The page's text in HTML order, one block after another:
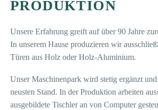
PRODUKTION
Unsere Erfahrung greift auf über 90 Jahre
In unserem Hause produzieren wir
Türen aus Holz oder Holz-Aluminium.
Unser Maschinenpark wird stetig ergänzt
neusten Stand. In der Produktion arbeiten
ausgebildete Tischler an von Computer